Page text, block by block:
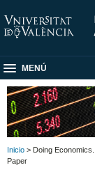
MENÚ
Inicio > Doing
Paper